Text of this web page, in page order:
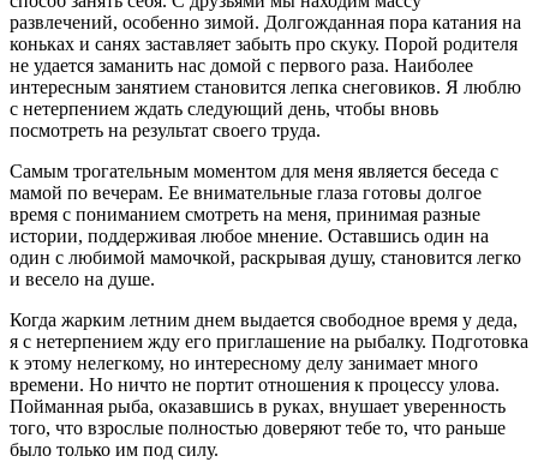
развлечений, особенно зимой. Долгожданная пора катания на
коньках и санях заставляет забыть про скуку. Порой родителя
не удается заманить нас домой с первого раза. Наиболее
интересным занятием становится лепка снеговиков. Я люблю
с нетерпением ждать следующий день, чтобы вновь
посмотреть на результат своего труда.
Самым трогательным моментом для меня является беседа с
мамой по вечерам. Ее внимательные глаза готовы долгое
время с пониманием смотреть на меня, принимая разные
истории, поддерживая любое мнение. Оставшись один на
один с любимой мамочкой, раскрывая душу, становится легко
и весело на душе.
Когда жарким летним днем выдается свободное время у деда,
я с нетерпением жду его приглашение на рыбалку. Подготовка
к этому нелегкому, но интересному делу занимает много
времени. Но ничто не портит отношения к процессу улова.
Пойманная рыба, оказавшись в руках, внушает уверенность
того, что взрослые полностью доверяют тебе то, что раньше
было только им под силу.